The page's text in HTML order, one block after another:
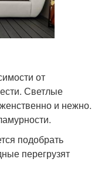
от
Светлые
и нежно.
подобрать
перегрузят